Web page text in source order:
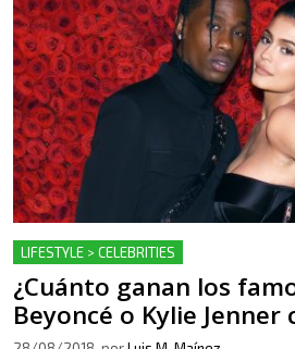
LIFESTYLE > CELEBRITIES
¿Cuánto ganan los
Beyoncé o Kylie Jenner